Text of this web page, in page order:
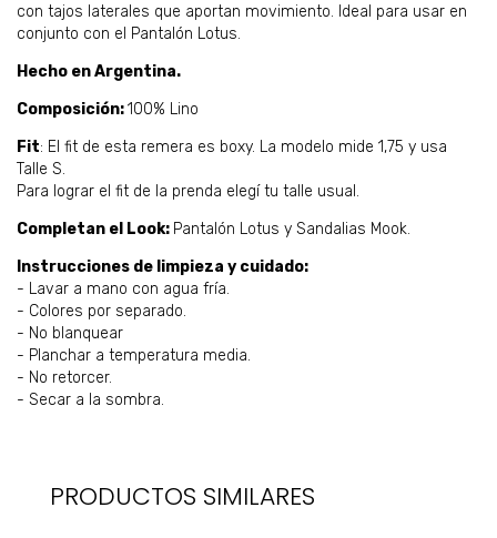
con tajos laterales que aportan movimiento. Ideal para usar en
conjunto con el Pantalón Lotus.
Hecho en Argentina.
Composición:100% Lino
Fit: El fit de esta remera es boxy. La modelo mide 1,75 y usa
Talle S.
Para lograr el fit de la prenda elegí tu talle usual.
Completan el Look: Pantalón Lotus y Sandalias Mook.
Instrucciones de limpieza y cuidado:
- Lavar a mano con agua fría.
- Colores por separado.
- No blanquear
- Planchar a temperatura media.
- No retorcer.
- Secar a la sombra.
PRODUCTOS SIMILARES